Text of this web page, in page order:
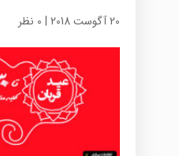
20 آگوست 2018 | 0 نظر